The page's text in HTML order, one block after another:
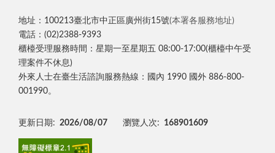
地址：100213臺北市中正區廣州街15號(本署各服務地址)
電話：(02)2388-9393
櫃檯受理服務時間：星期一至星期五 08:00-17:00(櫃檯中午受
理案件不休息)
外來人士在臺生活諮詢服務熱線：國內 1990 國外 886-800-
001990。
更新日期: 2026/08/07 瀏覽人次: 168901609